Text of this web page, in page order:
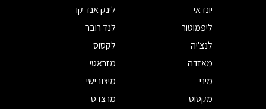
יונדאי
לינק אנד קו
ליפמוטור
לנד רובר
לנצ'יה
לקסוס
מאזדה
מזראטי
מיני
מיצובישי
מקסוס
מרצדס